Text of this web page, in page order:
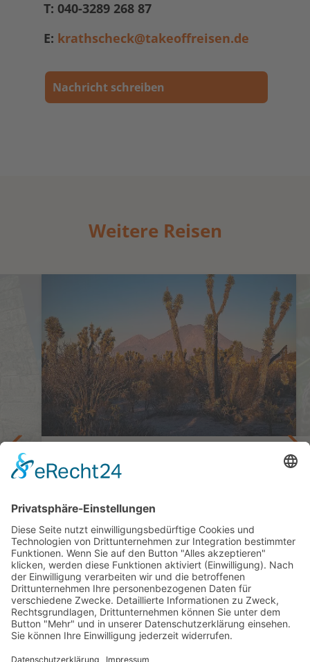
T: 040-3289 268 87
E: krathscheck@takeoffreisen.de
Nachricht schreiben
Weitere Reisen
USA)
Kupfercanyon
16 oder 23 Tage ab/bis Frankfurt
ab 4.890,— €